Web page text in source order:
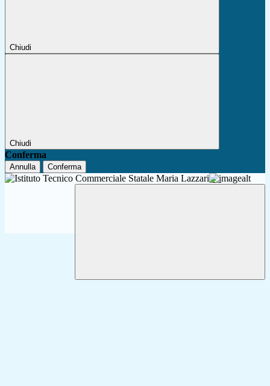
Chiudi
Chiudi
Conferma
Annulla Conferma